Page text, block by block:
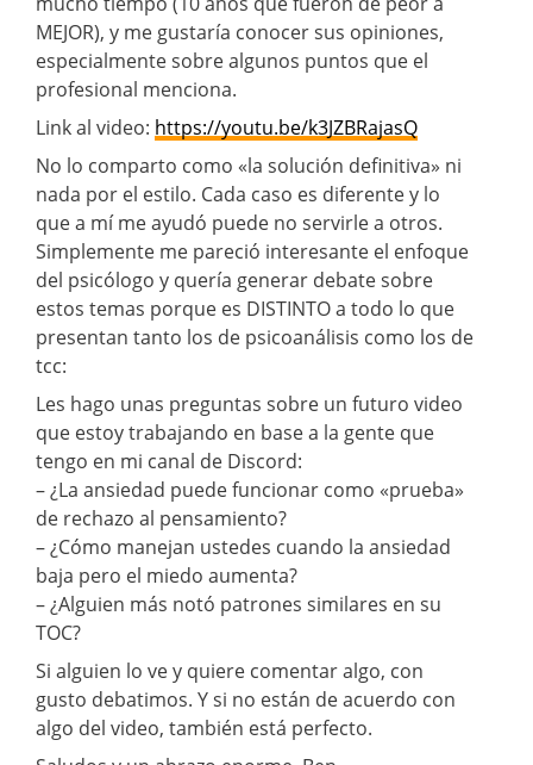
MEJOR), y me gustaría conocer sus opiniones,
especialmente sobre algunos puntos que el
profesional menciona.
Link al video: https://youtu.be/k3JZBRajasQ
No lo comparto como «la solución definitiva» ni
nada por el estilo. Cada caso es diferente y lo
que a mí me ayudó puede no servirle a otros.
Simplemente me pareció interesante el enfoque
del psicólogo y quería generar debate sobre
estos temas porque es DISTINTO a todo lo que
presentan tanto los de psicoanálisis como los de
tcc:
Les hago unas preguntas sobre un futuro video
que estoy trabajando en base a la gente que
tengo en mi canal de Discord:
– ¿La ansiedad puede funcionar como «prueba»
de rechazo al pensamiento?
– ¿Cómo manejan ustedes cuando la ansiedad
baja pero el miedo aumenta?
– ¿Alguien más notó patrones similares en su
TOC?
Si alguien lo ve y quiere comentar algo, con
gusto debatimos. Y si no están de acuerdo con
algo del video, también está perfecto.